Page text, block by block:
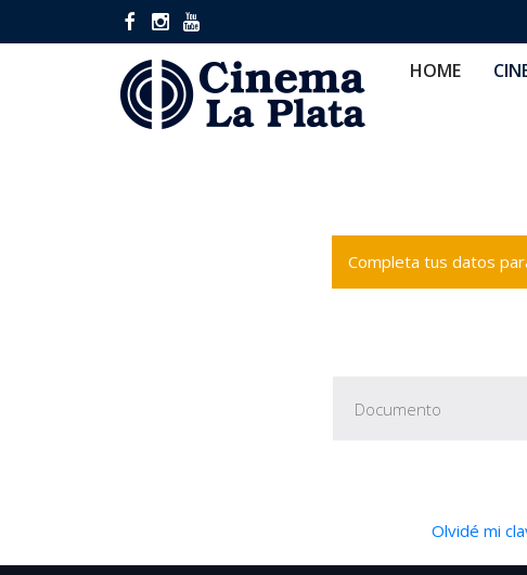
HOME
Completa tus datos
Olvidé mi